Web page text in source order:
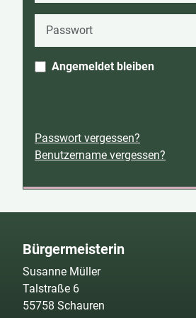
Angemeldet bleiben
Passwort vergessen?
Benutzername vergessen?
Bürgermeisterin
Susanne Müller
Talstraße 6
55758 Schauren